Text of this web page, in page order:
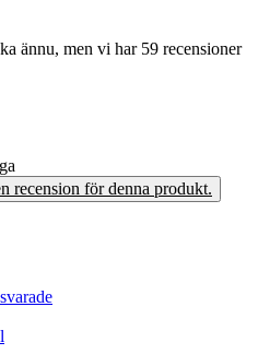
ännu, men vi har 59 recensioner
recension för denna produkt.